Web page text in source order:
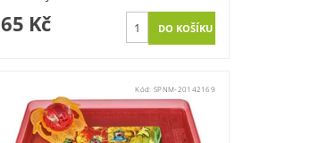
65 Kč
Kód: SPNM-20142169